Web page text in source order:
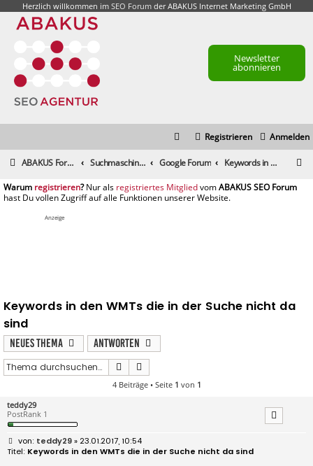
Herzlich willkommen im SEO Forumder ABAKUS Internet Marketing GmbH
Newsletter
abonnieren
Anmelden
Registrieren
ABAKUS Foren-Übersicht Suchmaschinenmarketing (SEM) / Suchmaschinenoptimierung (SEO) Google Forum Keywords in den WMTs die in der Suche nicht da sind
registrieren registriertes Mitglied
Anzeige
Keywords in den WMTs die in der Suche nicht da
sind
Neues Thema
Antworten
Suche
4 Beiträge • Seite 1 von 1
teddy29
PostRank 1
B
e
i
teddy29» 23.01.2017, 10:54
Keywords in den WMTs die in der Suche nicht da sind